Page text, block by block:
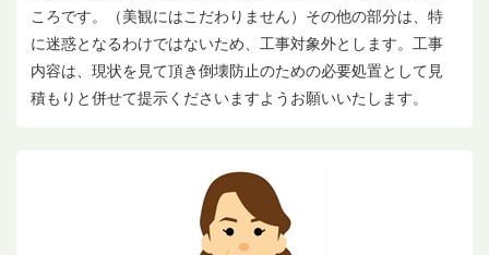
ころです。（美観にはこだわりません）その他の部分は、特
に迷惑となるわけではないため、工事対象外とします。工事
内容は、現状を見て頂き倒壊防止のための必要処置として見
積もりと併せて提示くださいますようお願いいたします。